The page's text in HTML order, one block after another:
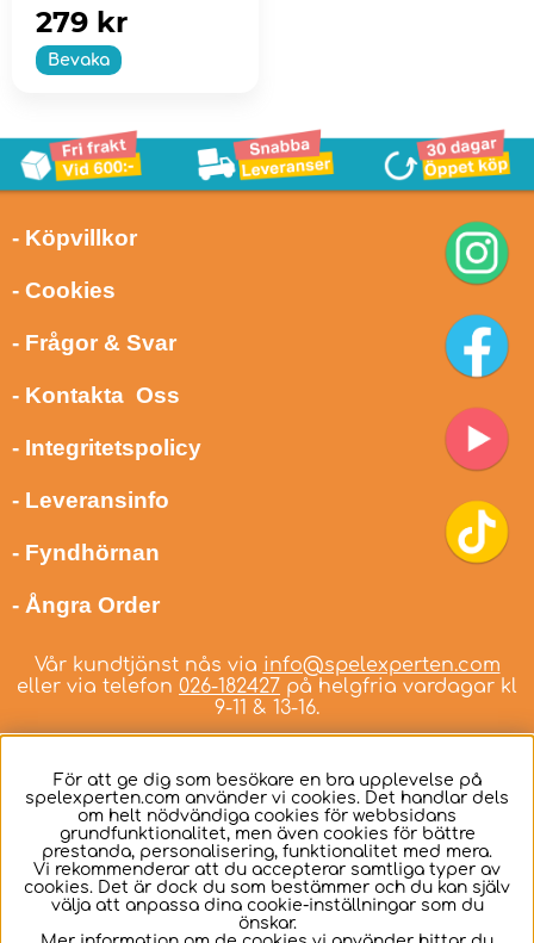
Bevaka
279 kr
- Köpvillkor
- Cookies
- Frågor & Svar
- Kontakta Oss
- Integritetspolicy
- Leveransinfo
- Fyndhörnan
- Ångra Order
Vår kundtjänst nås via info@spelexperten.com
eller via telefon 026-182427 på helgfria vardagar kl
9-11 & 13-16.
Svenska
För att ge dig som besökare en bra upplevelse på
spelexperten.com använder vi cookies. Det handlar dels
om helt nödvändiga cookies för webbsidans
grundfunktionalitet, men även cookies för bättre
prestanda, personalisering, funktionalitet med mera.
Vi rekommenderar att du accepterar samtliga typer av
cookies. Det är dock du som bestämmer och du kan själv
välja att anpassa dina cookie-inställningar som du
önskar.